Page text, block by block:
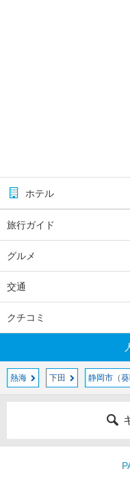
ホテル
旅行ガイド
グルメ
交通
クチコミ
熱海 下田 静岡市（葵